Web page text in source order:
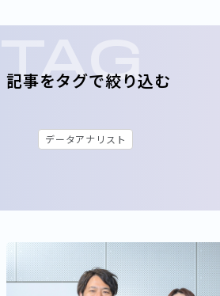
TAG
記事をタグで絞り込む
データアナリスト
パーソルビジネスプロセスデザイン
ミイダス
シェアフル ポスタス